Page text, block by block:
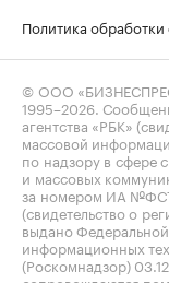
Политика
© ООО
1995–2026 .
агентства «РБК»
массовой
по надзору в сфере
и массовых
за номером ИА
(свидетельство о
выдано
информационных
(Роскомнадзор)